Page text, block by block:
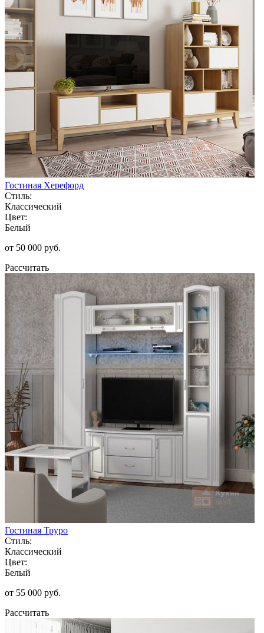
Гостиная Херефорд
Стиль:
Классический
Цвет:
Белый
от 50 000 руб.
Рассчитать
Гостиная Труро
Стиль:
Классический
Цвет:
Белый
от 55 000 руб.
Рассчитать